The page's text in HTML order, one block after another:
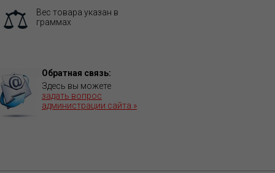
Вес товара указан в
граммах
Обратная связь:
Здесь вы можете
задать вопрос
администрации сайта »